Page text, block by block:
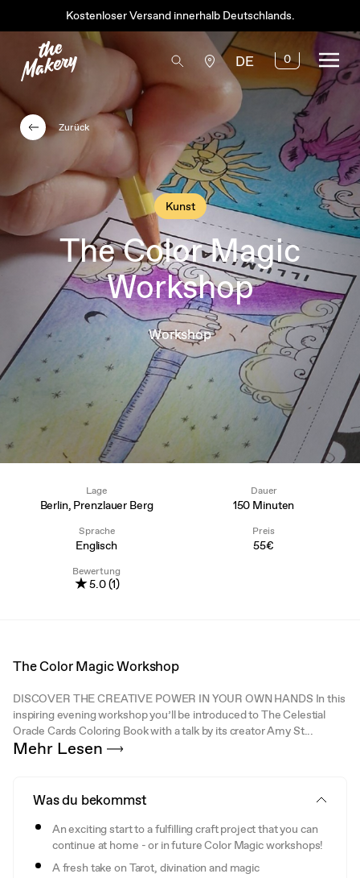
Kostenloser Versand innerhalb Deutschlands.
DE 0
Kunst
The Color Magic
Workshop
Workshop
Zurück
Lage
Berlin, Prenzlauer Berg
Dauer
150 Minuten
Sprache
Englisch
Preis
55€
Bewertung
★5.0 (1)
The Color Magic Workshop
DISCOVER THE CREATIVE POWER IN YOUR OWN HANDS In this
inspiring evening workshop you’ll be introduced to The Celestial
Oracle Cards Coloring Book with a talk by its creator Amy St...
Mehr Lesen
Was du bekommst
An exciting start to a fulfilling craft project that you can
continue at home - or in future Color Magic workshops!
A fresh take on Tarot, divination and magic